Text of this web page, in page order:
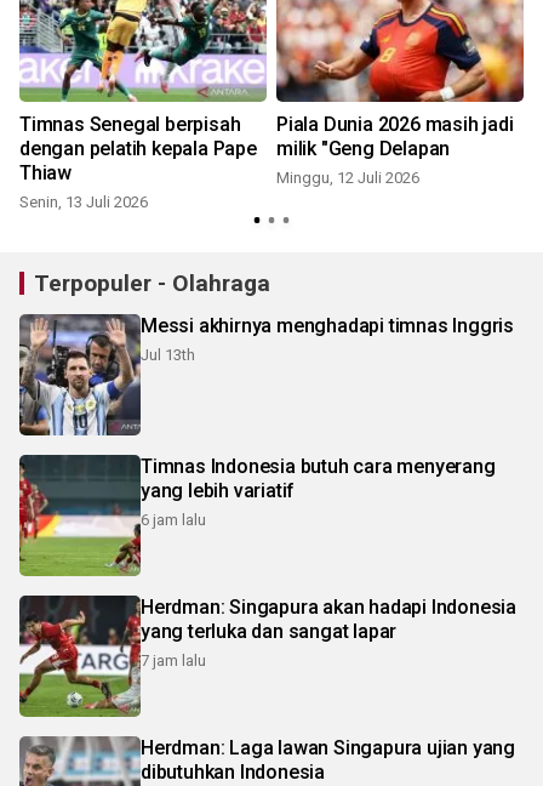
Timnas Senegal berpisah
dengan pelatih kepala Pape
Thiaw
Senin, 13 Juli 2026
Piala Dunia 2026 masih jadi
milik "Geng Delapan
Minggu, 12 Juli 2026
Terpopuler - Olahraga
Messi akhirnya menghadapi timnas Inggris
Jul 13th
Timnas Indonesia butuh cara menyerang
yang lebih variatif
6 jam lalu
Herdman: Singapura akan hadapi Indonesia
yang terluka dan sangat lapar
7 jam lalu
Herdman: Laga lawan Singapura ujian yang
dibutuhkan Indonesia